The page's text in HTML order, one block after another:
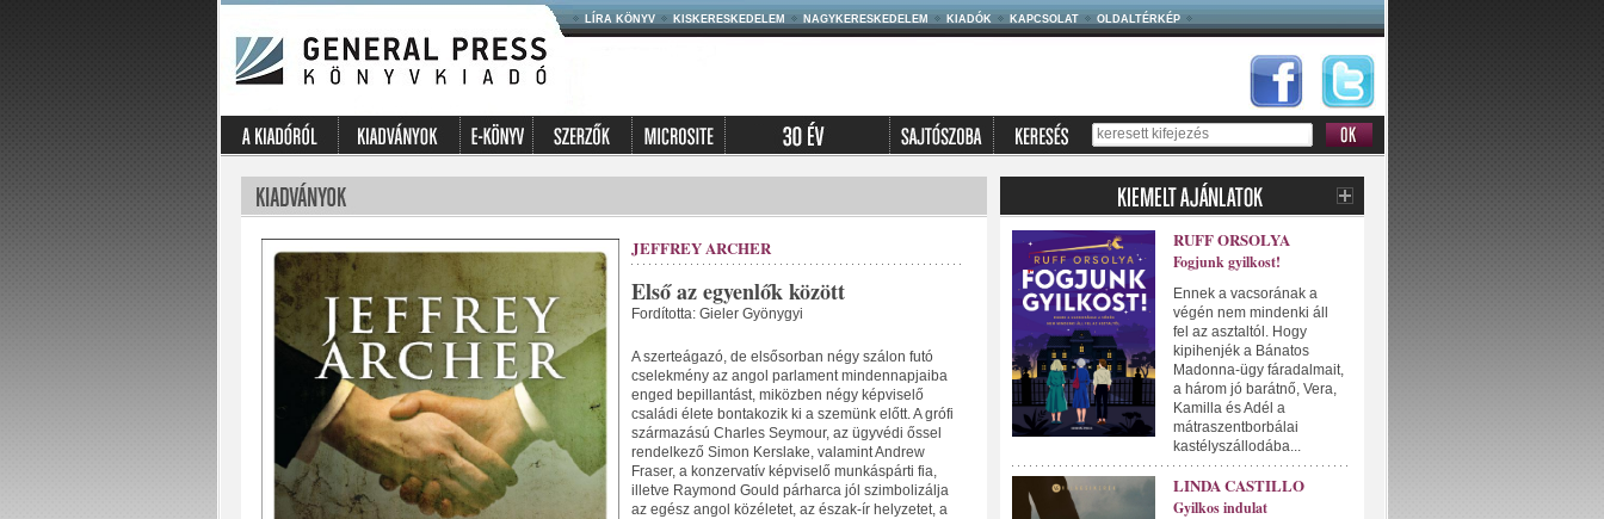
LÍRA KÖNYV KISKERESKEDELEM NAGYKERESKEDELEM KIADÓK KAPCSOLAT OLDALTÉRKÉP
JEFFREY ARCHER
Első az egyenlők között
Fordította: Gieler Gyönygyi
A szerteágazó, de elsősorban négy szálon futó
cselekmény az angol parlament mindennapjaiba
enged bepillantást, miközben négy képviselő
családi élete bontakozik ki a szemünk előtt. A grófi
származású Charles Seymour, az ügyvédi őssel
rendelkező Simon Kerslake, valamint Andrew
Fraser, a konzervatív képviselő munkáspárti fia,
illetve Raymond Gould párharca jól szimbolizálja
az egész angol közéletet, az észak-ír helyzetet, a
RUFF ORSOLYA
Fogjunk gyilkost!
Ennek a vacsorának a
végén nem mindenki áll
fel az asztaltól. Hogy
kipihenjék a Bánatos
Madonna-ügy fáradalmait,
a három jó barátnő, Vera,
Kamilla és Adél a
mátraszentborbálai
kastélyszállodába...
LINDA CASTILLO
Gyilkos indulat